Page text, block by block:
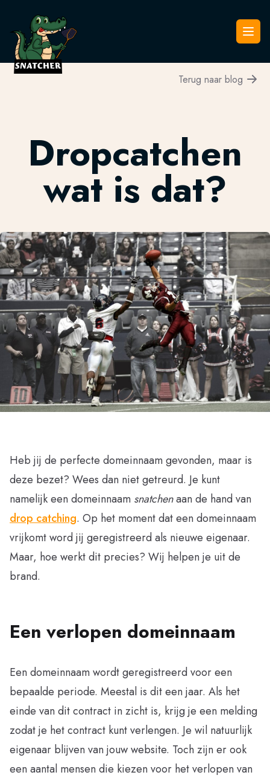
Snatcher
Terug naar blog
Dropcatchen
wat is dat?
Heb jij de perfecte domeinnaam gevonden, maar is
deze bezet? Wees dan niet getreurd. Je kunt
namelijk een domeinnaam snatchenaan de hand van
drop catching. Op het moment dat een domeinnaam
vrijkomt word jij geregistreerd als nieuwe eigenaar.
Maar, hoe werkt dit precies? Wij helpen je uit de
brand.
Een verlopen domeinnaam
Een domeinnaam wordt geregistreerd voor een
bepaalde periode. Meestal is dit een jaar. Als het
einde van dit contract in zicht is, krijg je een melding
zodat je het contract kunt verlengen. Je wil natuurlijk
eigenaar blijven van jouw website. Toch zijn er ook
een aantal mensen die kiezen voor het verlopen van